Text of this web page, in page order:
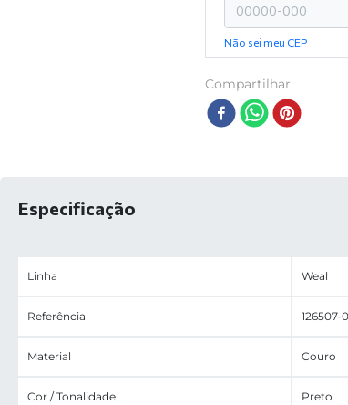
Não sei meu CEP
Compartilhar
Especificação
Linha Weal
Referência 126507-
Material Couro
Cor / Tonalidade Preto